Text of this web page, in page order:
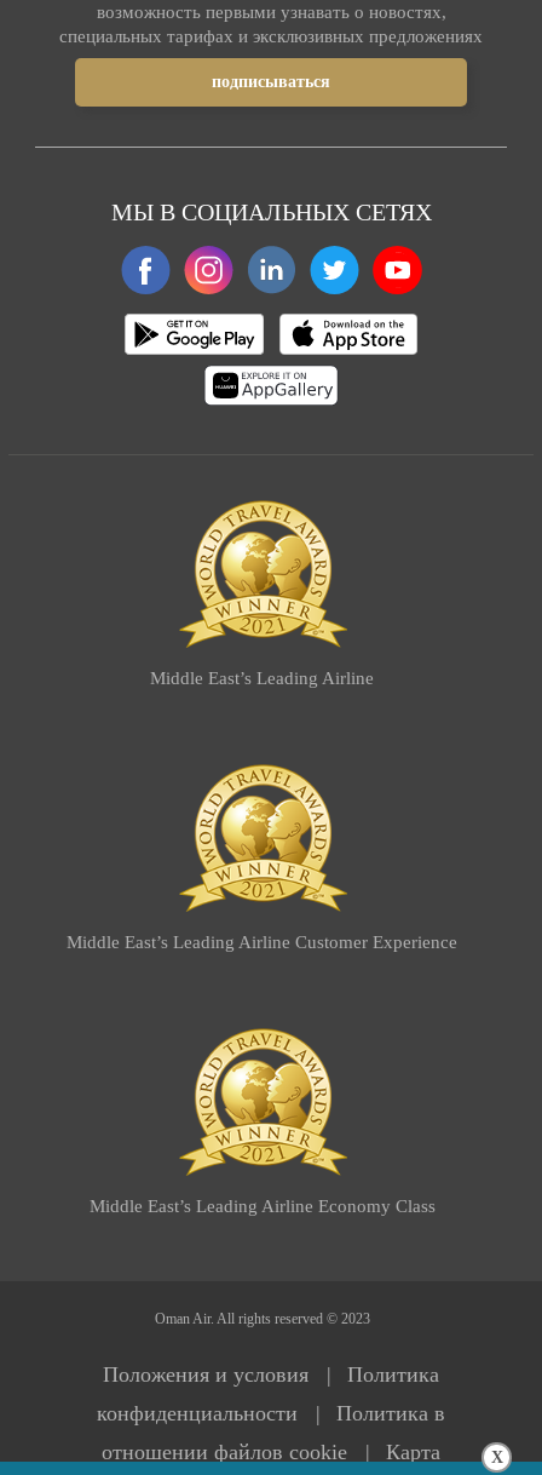
возможность первыми узнавать о новостях,
специальных тарифах и эксклюзивных предложениях
МЫ В СОЦИАЛЬНЫХ СЕТЯХ
Middle East’s Leading Airline
Middle East’s Leading Airline Customer Experience
Middle East’s Leading Airline Economy Class
Oman Air. All rights reserved © 2023
Положения и условия |
Политика
конфиденциальности |
Политика в
отношении файлов сookie |
Карта X